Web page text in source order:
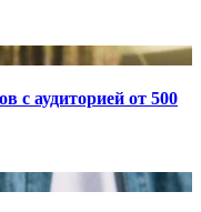
с аудиторией от 500